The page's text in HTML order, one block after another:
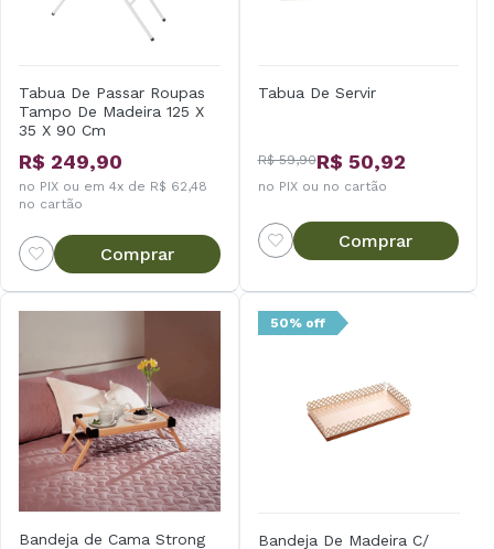
Tabua De Passar Roupas
Tampo De Madeira 125 X
35 X 90 Cm
R$ 249,90
no PIX ou em 4x de R$ 62,48
no cartão
Comprar
Tabua De Servir
R$ 59,90R$ 50,92
no PIX ou no cartão
Comprar
Bandeja de Cama Strong
50% off
Bandeja De Madeira C/